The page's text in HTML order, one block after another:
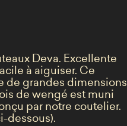
Deva. Excellente
à aiguiser. Ce
de grandes dimensions
de wengé est muni
par notre coutelier.
dessous).